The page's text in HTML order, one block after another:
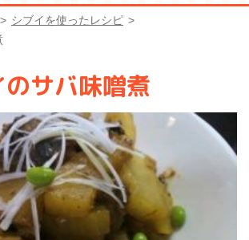
シブイを使ったレシピ
のサバ味噌煮